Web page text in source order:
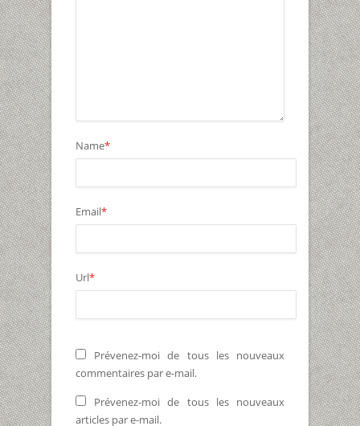
Name*
Email*
Url*
Prévenez-moi de tous les nouveaux
commentaires par e-mail.
Prévenez-moi de tous les nouveaux
articles par e-mail.